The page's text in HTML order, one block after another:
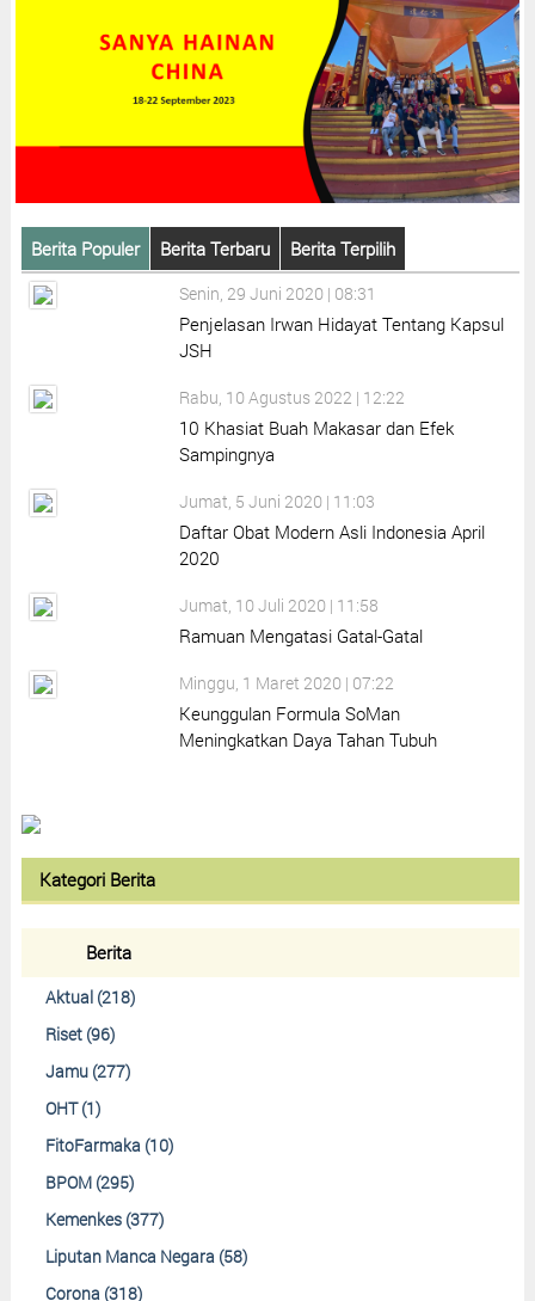
Berita Populer Berita Terbaru Berita Terpilih
Senin, 29 Juni 2020 | 08:31
Penjelasan Irwan Hidayat Tentang Kapsul
JSH
Rabu, 10 Agustus 2022 | 12:22
10 Khasiat Buah Makasar dan Efek
Sampingnya
Jumat, 5 Juni 2020 | 11:03
Daftar Obat Modern Asli Indonesia April
2020
Jumat, 10 Juli 2020 | 11:58
Ramuan Mengatasi Gatal-Gatal
Minggu, 1 Maret 2020 | 07:22
Keunggulan Formula SoMan
Meningkatkan Daya Tahan Tubuh
Kategori Berita
Berita
Aktual (218)
Riset (96)
Jamu (277)
OHT (1)
FitoFarmaka (10)
BPOM (295)
Kemenkes (377)
Liputan Manca Negara (58)
Corona (318)